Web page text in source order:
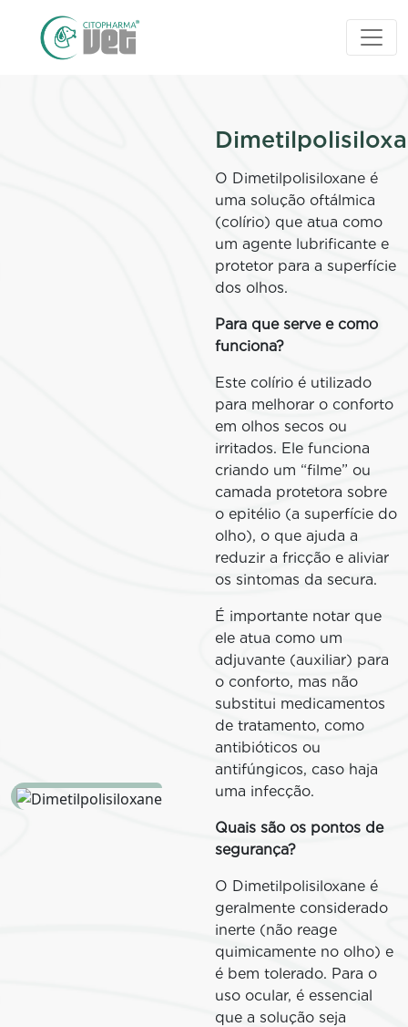
O Dimetilpolisiloxane é
uma solução oftálmica
(colírio) que atua como
um agente lubrificante e
protetor para a superfície
dos olhos.
Para que serve e como
funciona?
Este colírio é utilizado
para melhorar o conforto
em olhos secos ou
irritados. Ele funciona
criando um “filme” ou
camada protetora sobre
o epitélio (a superfície do
olho), o que ajuda a
reduzir a fricção e aliviar
os sintomas da secura.
É importante notar que
ele atua como um
adjuvante (auxiliar) para
o conforto, mas não
substitui medicamentos
de tratamento, como
antibióticos ou
antifúngicos, caso haja
uma infecção.
Quais são os pontos de
segurança?
O Dimetilpolisiloxane é
geralmente considerado
inerte (não reage
quimicamente no olho) e
é bem tolerado. Para o
uso ocular, é essencial
que a solução seja